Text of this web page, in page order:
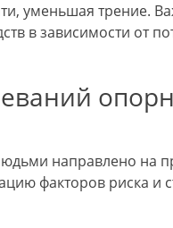
уменьшая трение.
в зависимости от
направлено на
факторов риска и